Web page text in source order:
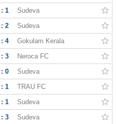
1 Sudeva
2 Sudeva
: 4 Gokulam Kerala
3 Neroca FC
0 Sudeva
1 TRAU FC
1 Sudeva
3 Sudeva